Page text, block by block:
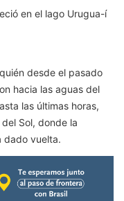
desde el pasado
hacia las aguas del
las últimas horas,
Sol, donde la
dado vuelta.